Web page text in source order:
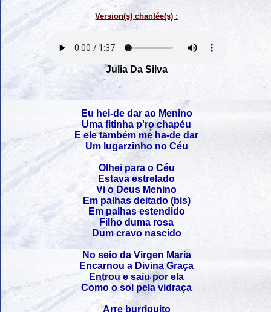
Version(s) chantée(s) :
Julia Da Silva
Eu hei-de dar ao Menino
Uma fitinha p'ro chapéu
E ele também me ha-de dar
Um lugarzinho no Céu
Olhei para o Céu
Estava estrelado
Vi o Deus Menino
Em palhas deitado (bis)
Em palhas estendido
Filho duma rosa
Dum cravo nascido
No seio da Virgen Maria
Encarnou a Divina Graça
Entrou e saiu por ela
Como o sol pela vidraça
Arre burriquito